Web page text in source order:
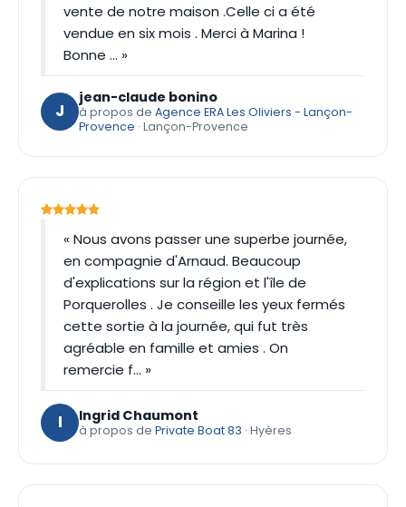
vente de notre maison .Celle ci a été
vendue en six mois . Merci à Marina !
Bonne … »
J
jean-claude bonino
à propos de Agence ERA Les Oliviers - Lançon-
Provence · Lançon-Provence
« Nous avons passer une superbe journée,
en compagnie d'Arnaud. Beaucoup
d'explications sur la région et l'île de
Porquerolles . Je conseille les yeux fermés
cette sortie à la journée, qui fut très
agréable en famille et amies . On
remercie f… »
I Ingrid Chaumont
à propos de Private Boat 83 · Hyères